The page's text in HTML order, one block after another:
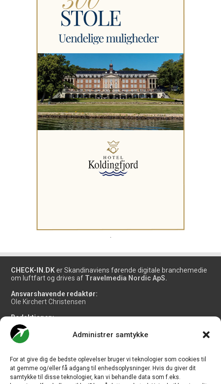
Administrer samtykke
For at give dig de bedste oplevelser bruger vi teknologier som cookies til
at gemme og/eller få adgang til enhedsoplysninger. Hvis du giver dit
samtykke til disse teknologier, kan vi behandle data som f.eks.
CHECK-IN.DK er Skandinaviens førende digitale branchemedie
om luftfart og drives af Travelmedia Nordic ApS.
Ansvarshavende redaktør:
Ole Kirchert Christensen
Redaktionen:
Christian Granhøj Skouboe
Henrik Baumgarten
Danny Longhi Andreasen
Salg og jobannoncer:
salg@travelmedianordic.com